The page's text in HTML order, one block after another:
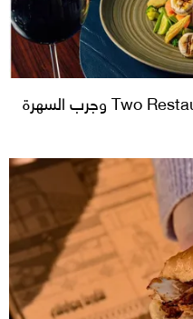
حلاوة الاطباق العالمية عند Two Restaurant وجرب السهرة